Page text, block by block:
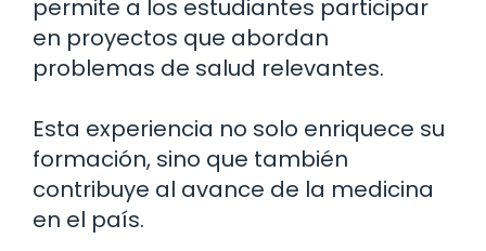
permite a los estudiantes participar
en proyectos que abordan
problemas de salud relevantes.
Esta experiencia no solo enriquece su
formación, sino que también
contribuye al avance de la medicina
en el país.